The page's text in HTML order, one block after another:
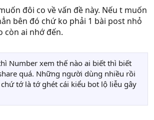
đôi co về vấn đề này. Nếu t muốn
bên đó chứ ko phải 1 bài post nhỏ
còn ai nhớ đến.
Number xem thế nào ai biết thì biết
quá. Những người dùng nhiều rồi
tớ là tớ ghét cái kiểu bot lộ liễu gây